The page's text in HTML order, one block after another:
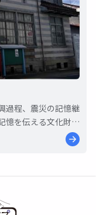
過程、震災の記憶継
憶を伝える文化財が